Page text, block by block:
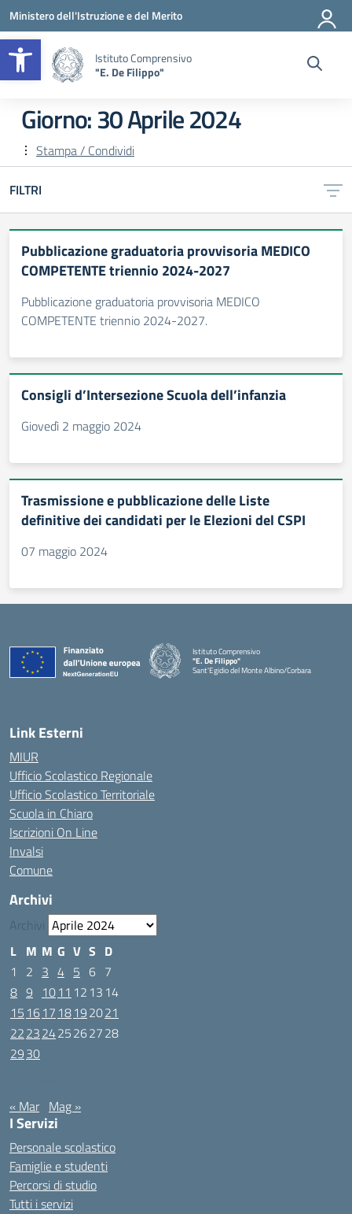
Apri la barra degli strumenti
Vai ai contenuti
Vai al menu di navigazione
Vai al footer
Ministero dell'Istruzione e del Merito
Istituto Comprensivo
"E. De Filippo"
Giorno:30 Aprile 2024
Stampa / Condividi
FILTRI
Pubblicazione graduatoria provvisoria MEDICO
COMPETENTE triennio 2024-2027
Pubblicazione graduatoria provvisoria MEDICO
COMPETENTE triennio 2024-2027.
Consigli d’Intersezione Scuola dell’infanzia
Giovedì 2 maggio 2024
Trasmissione e pubblicazione delle Liste
definitive dei candidati per le Elezioni del CSPI
07 maggio 2024
Istituto Comprensivo
"E. De Filippo"
Sant'Egidio del Monte Albino/Corbara
Link Esterni
MIUR
Ufficio Scolastico Regionale
Ufficio Scolastico Territoriale
Scuola in Chiaro
Iscrizioni On Line
Invalsi
Comune
Archivi
Archivi
L M M G V S D
1
2 3 4 5 6 7
8 9 1011 12 13 14
15 1617 18192021
22232425262728
2930
« Mar Mag »
I Servizi
Personale scolastico
Famiglie e studenti
Percorsi di studio
Tutti i servizi